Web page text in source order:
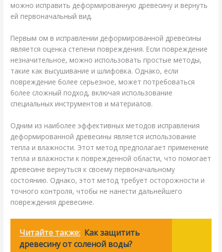
можно исправить деформированную древесину и вернуть
ей первоначальный вид.
Первым ом в исправлении деформированной древесины
является оценка степени повреждения. Если повреждение
незначительное, можно использовать простые методы,
такие как высушивание и шлифовка. Однако, если
повреждение более серьезное, может потребоваться
более сложный подход, включая использование
специальных инструментов и материалов.
Одним из наиболее эффективных методов исправления
деформированной древесины является использование
тепла и влажности. Этот метод предполагает применение
тепла и влажности к поврежденной области, что помогает
древесине вернуться к своему первоначальному
состоянию. Однако, этот метод требует осторожности и
точного контроля, чтобы не нанести дальнейшего
повреждения древесине.
Читайте также: Как защитить
древесину от соленой воды?